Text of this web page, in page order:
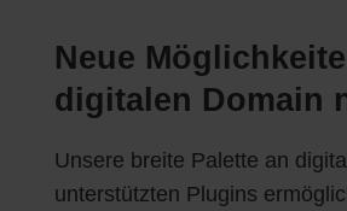
Neue
digitalen Domain
Unsere breite Palette an
unterstützten Plugins